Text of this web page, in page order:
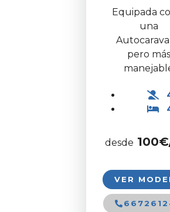
Equipada
una
pero más
desde 100
VER